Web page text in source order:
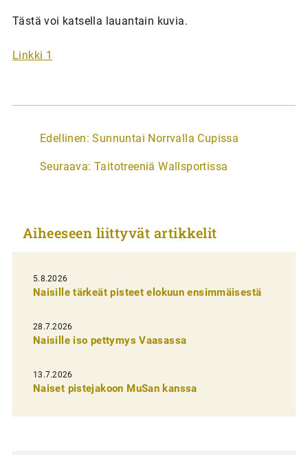
Tästä voi katsella lauantain kuvia.
Linkki 1
A
t
k
e
l
i
e
n
e
Edellinen: Sunnuntai Norrvalla Cupissa
Seuraava: Taitotreeniä Wallsportissa
Aiheeseen liittyvät artikkelit
5.8.2026
Naisille tärkeät pisteet elokuun ensimmäisestä
28.7.2026
Naisille iso pettymys Vaasassa
13.7.2026
Naiset pistejakoon MuSan kanssa